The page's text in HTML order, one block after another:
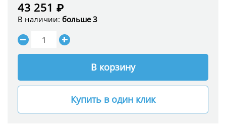
43 251 ₽
В наличии: больше 3
В корзину
Купить в один клик